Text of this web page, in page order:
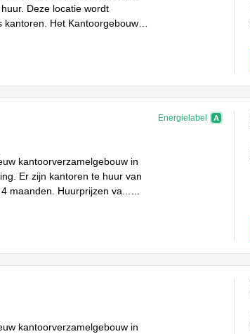
Deze locatie wordt
kantoren. Het Kantoorgebouw
Energielabel
kantoorverzamelgebouw in
Er zijn kantoren te huur van
maanden. Huurprijzen va
kantoorverzamelgebouw in